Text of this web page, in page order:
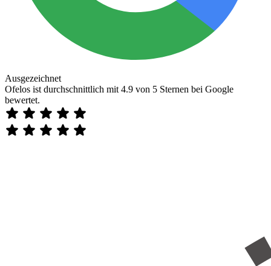
Ausgezeichnet
Ofelos ist durchschnittlich mit 4.9 von 5 Sternen bei Google
bewertet.